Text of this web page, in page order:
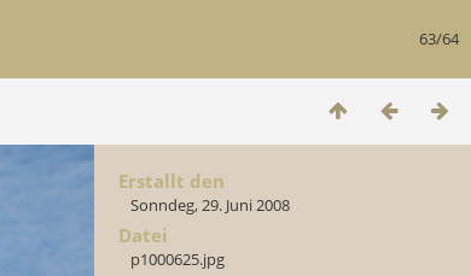
63/64
Erstallt den
Sonndeg, 29. Juni 2008
Datei
p1000625.jpg